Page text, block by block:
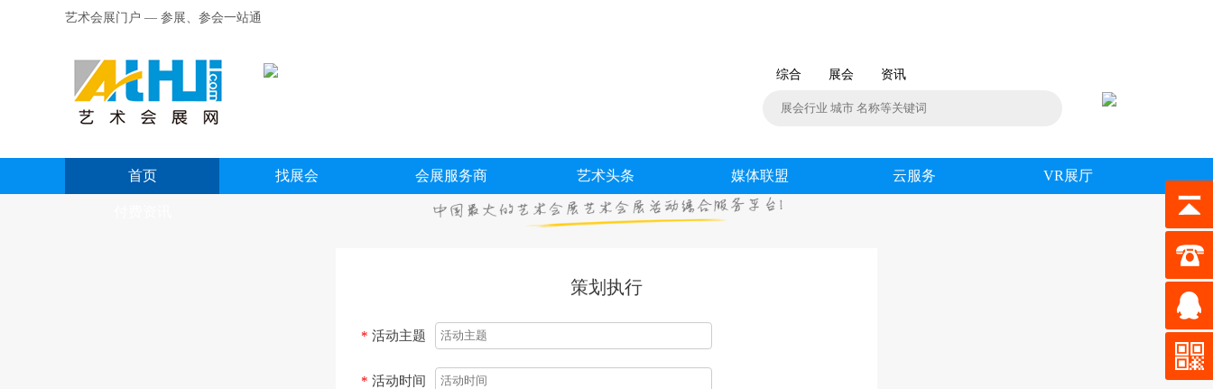
艺术会展门户 — 参展、参会一站通
综合 展会 资讯
首页 找展会 会展服务商 艺术头条 媒体联盟 云服务 VR展厅
策划执行
* 活动主题
* 活动时间